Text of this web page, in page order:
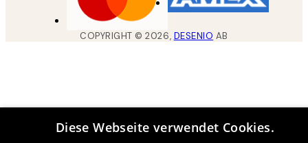
COPYRIGHT ©2026, DESENIO AB
Diese Webseite verwendet Cookies.